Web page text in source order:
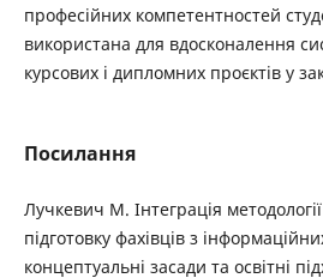
професійних компетентностей
використана для вдосконалення
курсових і дипломних проєктів у
Посилання
Лучкевич М. Інтеграція
підготовку фахівців з
концептуальні засади та освітні